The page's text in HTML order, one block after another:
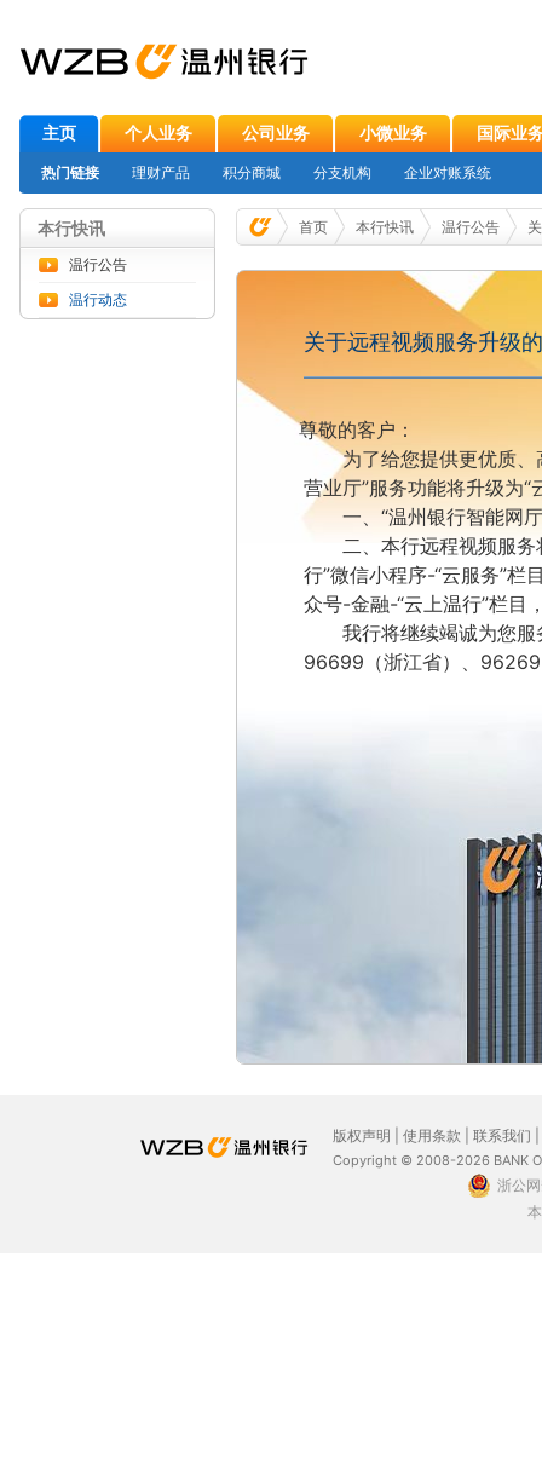
主页 个人业务 公司业务 小微业务 国际业
热门链接 理财产品 积分商城 分支机构 企业对账系统
本行快讯
温行公告
温行动态
首页 本行快讯 温行公告
关于远程视频服务升级
尊敬的客户：
为了给您提供更优质
营业厅”服务功能将升级为
一、 “温州银行智能网
二、本行远程视频服务
行”微信小程序-“云服务”栏
众号-金融-“云上温行”栏目
我行将继续竭诚为您
96699（浙江省）、
版权声明 使用条款 联系我们
Copyright © 2008-2026 BANK
浙公